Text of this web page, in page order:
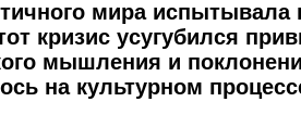
мира испытывала
кризис усугубился
мышления и
на культурном